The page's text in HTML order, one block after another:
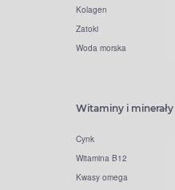
Kolagen
Zatoki
Woda morska
Witaminy i minerały
Cynk
Witamina B12
Kwasy omega